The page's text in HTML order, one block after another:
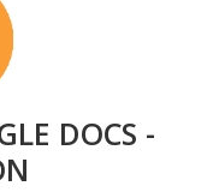
DOCS -